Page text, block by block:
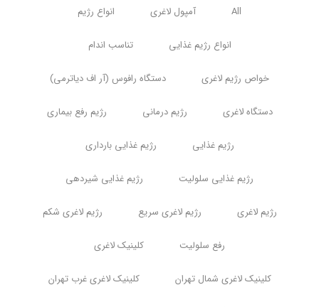
All آمپول لاغری انواع رژیم
انواع رژیم غذایی تناسب اندام
خواص رژیم لاغری دستگاه رافوس (آر اف دیاترمی)
دستگاه لاغری رژیم درمانی رژیم رفع بیماری
رژیم غذایی رژیم غذایی بارداری
رژیم غذایی سلولیت رژیم غذایی شیردهی
رژیم لاغری رژیم لاغری سریع رژیم لاغری شکم
رفع سلولیت کلینیک لاغری
کلینیک لاغری شمال تهران کلینیک لاغری غرب تهران